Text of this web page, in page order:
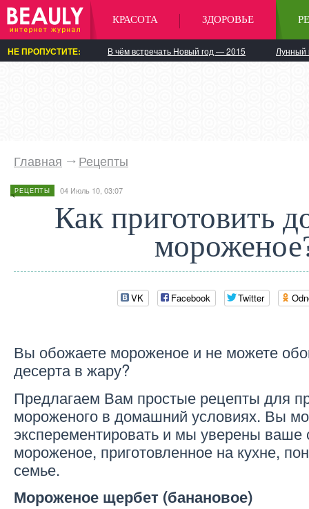
КРАСОТА ЗДОРОВЬЕ
НЕ ПРОПУСТИТЕ: В чём встречать Новый год — 2015 Лунный
Главная Рецепты
РЕЦЕПТЫ 04 Июль 10, 03:07
Как приготовить
VK Facebook Twitter
Вы обожаете мороженое и не можете
десерта в жару?
Предлагаем Вам простые рецепты для
мороженого в домашний условиях. Вы
эксперементировать и мы уверены ваше
мороженое, приготовленное на кухне,
семье.
Мороженое щербет (банановое)